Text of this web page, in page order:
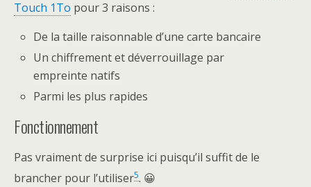
Touch 1To pour 3 raisons :
De la taille raisonnable d’une carte bancaire
Un chiffrement et déverrouillage par
empreinte natifs
Parmi les plus rapides
Fonctionnement
Pas vraiment de surprise ici puisqu’il suffit de le
brancher pour l’utiliser5. 😀